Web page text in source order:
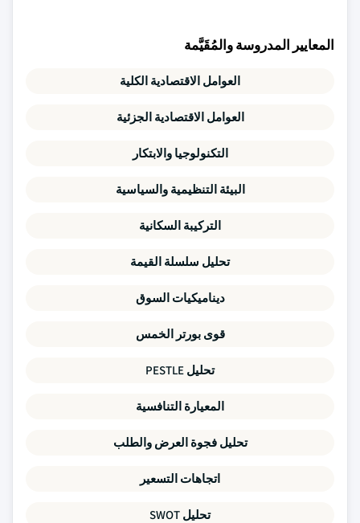
المعايير المدروسة والمُقَيَّمة
العوامل الاقتصادية الكلية
العوامل الاقتصادية الجزئية
التكنولوجيا والابتكار
البيئة التنظيمية والسياسية
التركيبة السكانية
تحليل سلسلة القيمة
ديناميكيات السوق
قوى بورتر الخمس
تحليل PESTLE
المعيارة التنافسية
تحليل فجوة العرض والطلب
اتجاهات التسعير
تحليل SWOT